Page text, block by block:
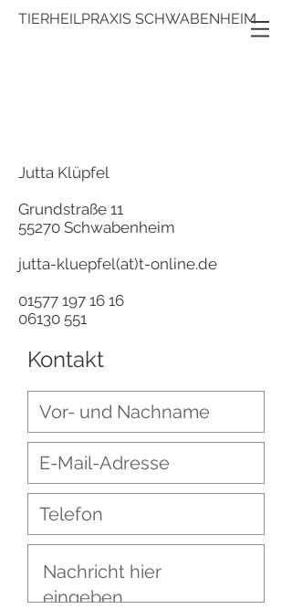
TIERHEILPRAXIS SCHWABENHEIM
Jutta Klüpfel
Grundstraße 11
55270 Schwabenheim
jutta-kluepfel(at)t-online.de
01577 197 16 16
06130 551
Kontakt